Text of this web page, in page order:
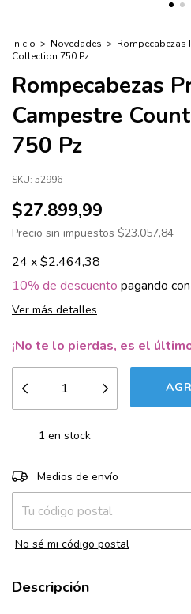
Inicio > Novedades > Rompecabezas
Collection 750 Pz
Rompecabezas
Campestre
750 Pz
SKU: 52996
$27.899,99
Precio sin impuestos $23.057,84
24 x$2.464,38
10% de descuento pagando
Ver más detalles
¡No te lo pierdas, es el
1 en stock
Entregas para el CP:
Medios de envío
No sé mi código postal
Descripción